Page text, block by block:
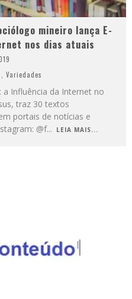
mineiro lança E-
nos dias atuais
Variedades
a Influência da Internet no
traz 30 textos
portais de notícias e
@f... LEIA MAIS...